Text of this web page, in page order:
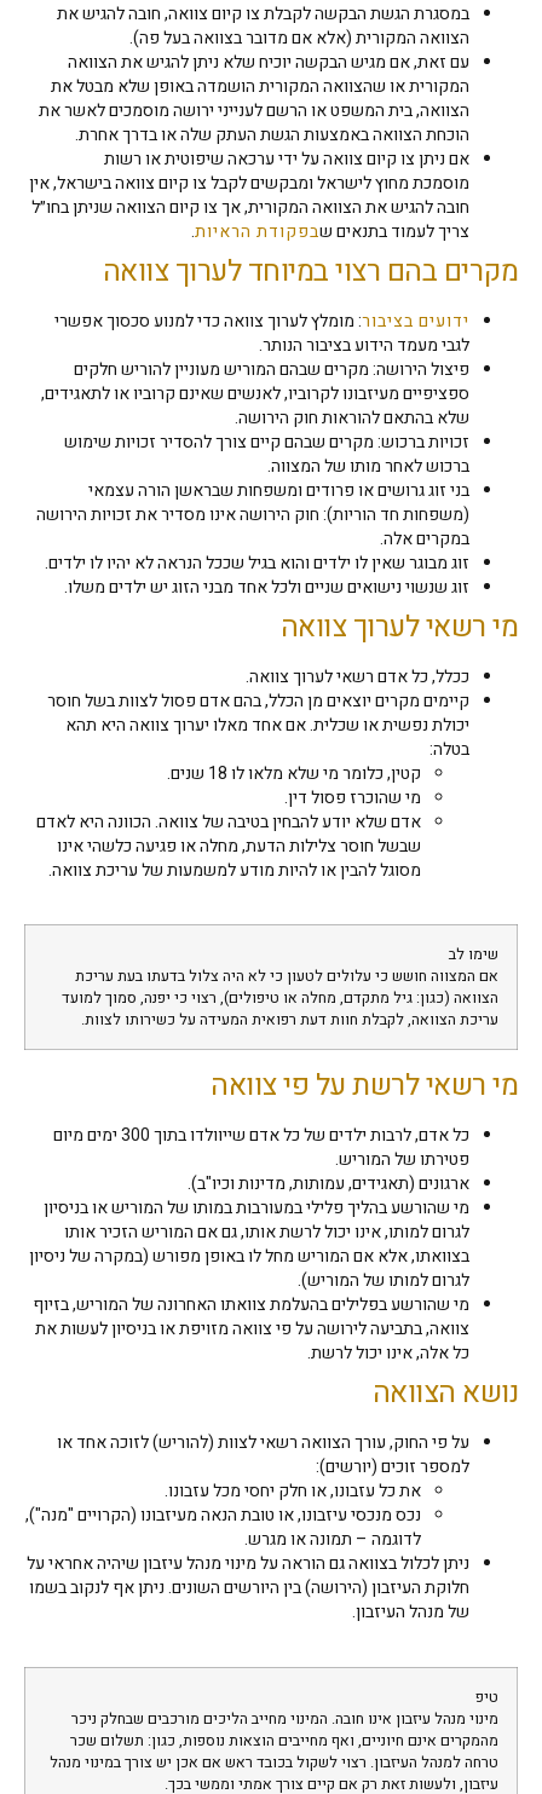
במסגרת הגשת הבקשה לקבלת צו קיום צוואה, חובה להגיש את
הצוואה המקורית (אלא אם מדובר בצוואה בעל פה).
עם זאת, אם מגיש הבקשה יוכיח שלא ניתן להגיש את הצוואה
המקורית או שהצוואה המקורית הושמדה באופן שלא מבטל את
הצוואה, בית המשפט או הרשם לענייני ירושה מוסמכים לאשר את
הוכחת הצוואה באמצעות הגשת העתק שלה או בדרך אחרת.
אם ניתן צו קיום צוואה על ידי ערכאה שיפוטית או רשות
מוסמכת מחוץ לישראל ומבקשים לקבל צו קיום צוואה בישראל, אין
חובה להגיש את הצוואה המקורית, אך צו קיום הצוואה שניתן בחו״ל
צריך לעמוד בתנאים שבפקודת הראיות.
מקרים בהם רצוי במיוחד לערוך צוואה
ידועים בציבור: מומלץ לערוך צוואה כדי למנוע סכסוך אפשרי
לגבי מעמד הידוע בציבור הנותר.
פיצול הירושה: מקרים שבהם המוריש מעוניין להוריש חלקים
ספציפיים מעיזבונו לקרוביו, לאנשים שאינם קרוביו או לתאגידים,
שלא בהתאם להוראות חוק הירושה.
זכויות ברכוש: מקרים שבהם קיים צורך להסדיר זכויות שימוש
ברכוש לאחר מותו של המצווה.
בני זוג גרושים או פרודים ומשפחות שבראשן הורה עצמאי
(משפחות חד הוריות): חוק הירושה אינו מסדיר את זכויות הירושה
במקרים אלה.
זוג מבוגר שאין לו ילדים והוא בגיל שככל הנראה לא יהיו לו ילדים.
זוג שנשוי נישואים שניים ולכל אחד מבני הזוג יש ילדים משלו.
מי רשאי לערוך צוואה
ככלל, כל אדם רשאי לערוך צוואה.
קיימים מקרים יוצאים מן הכלל, בהם אדם פסול לצוות בשל חוסר
יכולת נפשית או שכלית. אם אחד מאלו יערוך צוואה היא תהא
בטלה:
קטין, כלומר מי שלא מלאו לו 18 שנים.
מי שהוכרז פסול דין.
אדם שלא יודע להבחין בטיבה של צוואה. הכוונה היא לאדם
שבשל חוסר צלילות הדעת, מחלה או פגיעה כלשהי אינו
מסוגל להבין או להיות מודע למשמעות של עריכת צוואה.
שימו לב
אם המצווה חושש כי עלולים לטעון כי לא היה צלול בדעתו בעת עריכת
הצוואה (כגון: גיל מתקדם, מחלה או טיפולים), רצוי כי יפנה, סמוך למועד
עריכת הצוואה, לקבלת חוות דעת רפואית המעידה על כשירותו לצוות.
מי רשאי לרשת על פי צוואה
כל אדם, לרבות ילדים של כל אדם שייוולדו בתוך 300 ימים מיום
פטירתו של המוריש.
ארגונים (תאגידים, עמותות, מדינות וכיו"ב).
מי שהורשע בהליך פלילי במעורבות במותו של המוריש או בניסיון
לגרום למותו, אינו יכול לרשת אותו, גם אם המוריש הזכיר אותו
בצוואתו, אלא אם המוריש מחל לו באופן מפורש (במקרה של ניסיון
לגרום למותו של המוריש).
מי שהורשע בפלילים בהעלמת צוואתו האחרונה של המוריש, בזיוף
צוואה, בתביעה לירושה על פי צוואה מזויפת או בניסיון לעשות את
כל אלה, אינו יכול לרשת.
נושא הצוואה
על פי החוק, עורך הצוואה רשאי לצוות (להוריש) לזוכה אחד או
למספר זוכים (יורשים):
את כל עזבונו, או חלק יחסי מכל עזבונו.
נכס מנכסי עיזבונו, או טובת הנאה מעיזבונו (הקרויים "מנה"),
לדוגמה – תמונה או מגרש.
ניתן לכלול בצוואה גם הוראה על מינוי מנהל עיזבון שיהיה אחראי על
חלוקת העיזבון (הירושה) בין היורשים השונים. ניתן אף לנקוב בשמו
של מנהל העיזבון.
טיפ
מינוי מנהל עיזבון אינו חובה. המינוי מחייב הליכים מורכבים שבחלק ניכר
מהמקרים אינם חיוניים, ואף מחייבים הוצאות נוספות, כגון: תשלום שכר
טרחה למנהל העיזבון. רצוי לשקול בכובד ראש אם אכן יש צורך במינוי מנהל
עיזבון, ולעשות זאת רק אם קיים צורך אמתי וממשי בכך.